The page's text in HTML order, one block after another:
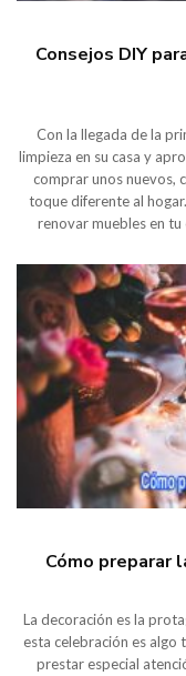
Consejos DIY
Con la llegada de la
limpieza en su casa y
comprar unos nuevos,
toque diferente al
renovar muebles en
Cómo preparar
La decoración es la
esta celebración es
prestar especial